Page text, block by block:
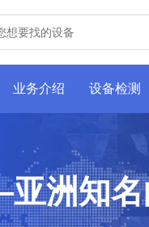
业务介绍 设备检测
洲知名